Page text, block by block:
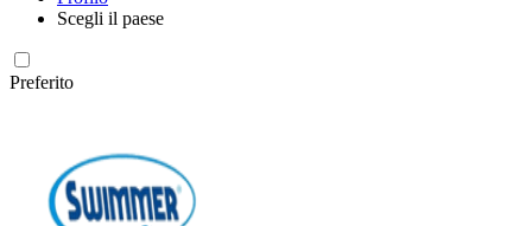
eBay
Elettronica e
Abbigliamento
e Accessori
Scegli il paese
Preferito